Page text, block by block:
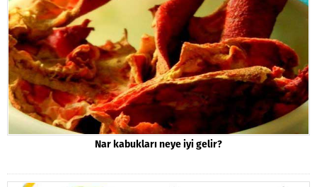
Nar kabukları neye iyi gelir?